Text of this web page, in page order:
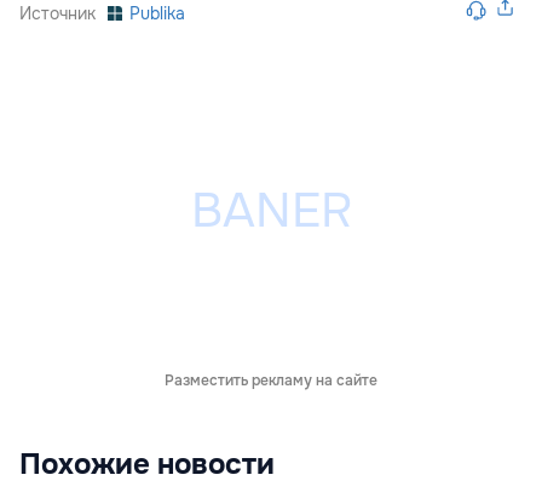
Источник Publika
Разместить рекламу на сайте
Похожие новости